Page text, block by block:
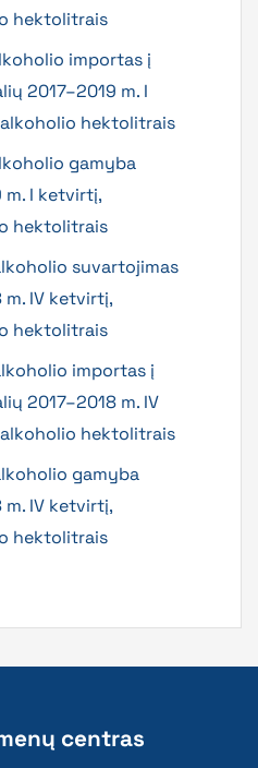
hektolitrais
importas į
2017–2019 m. I
hektolitrais
gamyba
m. I ketvirtį,
hektolitrais
suvartojimas
m. IV ketvirtį,
hektolitrais
importas į
2017–2018 m. IV
hektolitrais
gamyba
m. IV ketvirtį,
hektolitrais
centras